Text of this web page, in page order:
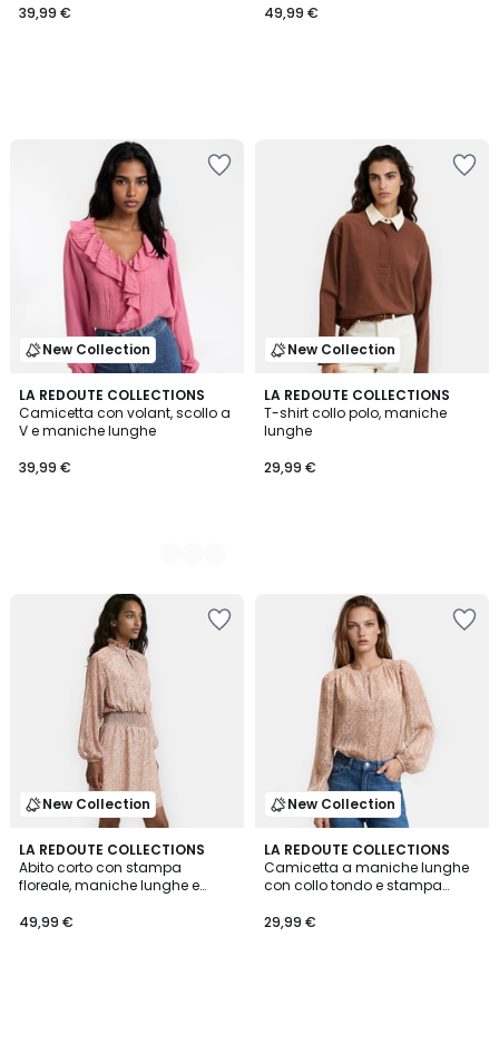
€.
39,99 €
49,99 €
New Collection
LA REDOUTE COLLECTIONS
Camicetta con volant, scollo a
V e maniche lunghe
39,99 €
2
Colori
New Collection
LA REDOUTE COLLECTIONS
T-shirt collo polo, maniche
lunghe
29,99 €
New Collection
LA REDOUTE COLLECTIONS
Abito corto con stampa
floreale, maniche lunghe e
49,99 €
New Collection
LA REDOUTE COLLECTIONS
Camicetta a maniche lunghe
con collo tondo e stampa
29,99 €